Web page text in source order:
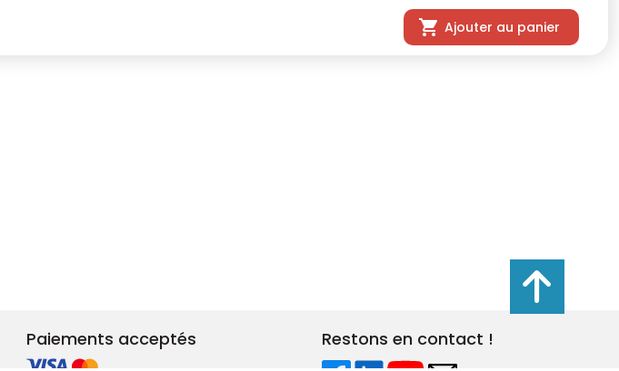
Ajouter au panier
Paiements acceptés Restons en contact !
la conformité avec les réglementations. Personnalisez vos préférences pour